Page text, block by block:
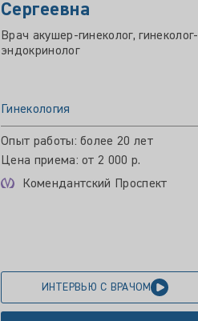
Сергеевна
Врач акушер-гинеколог, гинеколог-
эндокринолог
Гинекология
Опыт работы: более 20 лет
Цена приема: от 2 000 р.
Комендантский Проспект
ИНТЕРВЬЮ С ВРАЧОМ